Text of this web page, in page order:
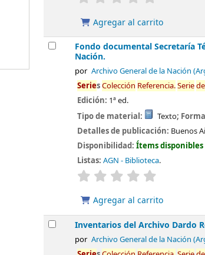
Agregar al carrito
Fondo documental Secretaría
Nación.
por Archivo General de la Nación
SeriesColección Referencia.Serie
Edición: 1ª ed.
Tipo de material:
Texto;
Detalles de publicación: Buenos
Disponibilidad:Ítems
Listas: AGN - Biblioteca.
valoración
Agregar al carrito
Inventarios del Archivo Dardo
por Archivo General de la Nación